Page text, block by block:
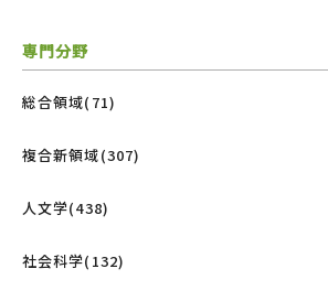
専門分野
総合領域(71)
複合新領域(307)
人文学(438)
社会科学(132)